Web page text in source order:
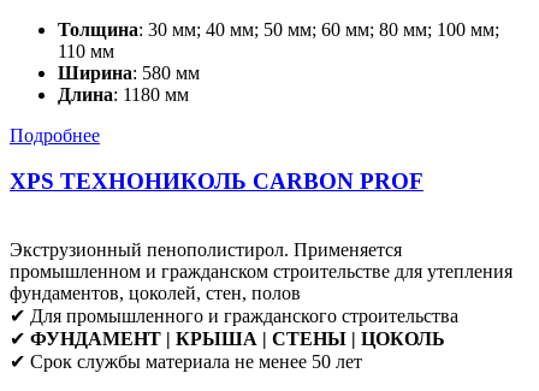
Толщина: 30 мм; 40 мм; 50 мм; 60 мм; 80 мм; 100 мм;
110 мм
Ширина: 580 мм
Длина: 1180 мм
Подробнее
XPS ТЕХНОНИКОЛЬ CARBON PROF
Экструзионный пенополистирол. Применяется
промышленном и гражданском строительстве для утепления
фундаментов, цоколей, стен, полов
✔ Для промышленного и гражданского строительства
✔ ФУНДАМЕНТ | КРЫША | СТЕНЫ | ЦОКОЛЬ
✔ Срок службы материала не менее 50 лет